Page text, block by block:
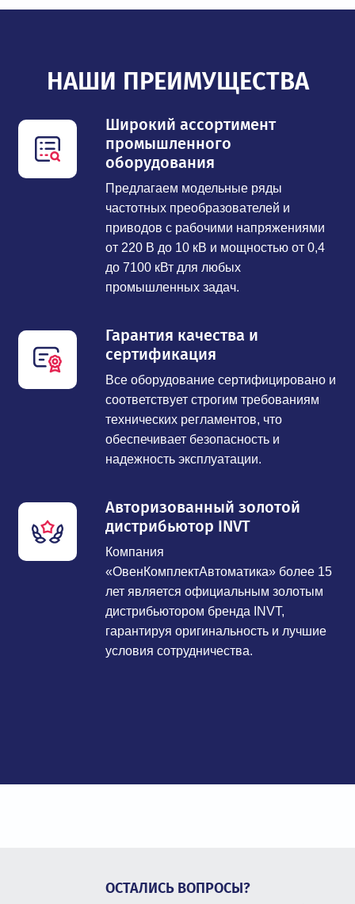
НАШИ ПРЕИМУЩЕСТВА
Широкий ассортимент
промышленного
оборудования
Предлагаем модельные ряды
частотных преобразователей и
приводов с рабочими напряжениями
от 220 В до 10 кВ и мощностью от 0,4
до 7100 кВт для любых
промышленных задач.
Гарантия качества и
сертификация
Все оборудование сертифицировано и
соответствует строгим требованиям
технических регламентов, что
обеспечивает безопасность и
надежность эксплуатации.
Авторизованный золотой
дистрибьютор INVT
Компания
«ОвенКомплектАвтоматика» более 15
лет является официальным золотым
дистрибьютором бренда INVT,
гарантируя оригинальность и лучшие
условия сотрудничества.
ОСТАЛИСЬ ВОПРОСЫ?